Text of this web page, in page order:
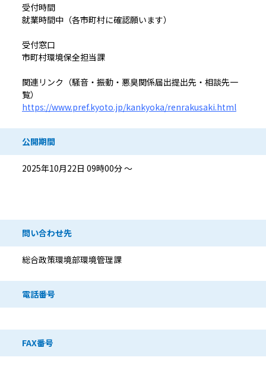
受付時間
就業時間中（各市町村に確認願います）
受付窓口
市町村環境保全担当課
関連リンク（騒音・振動・悪臭関係届出提出先・相談先一
覧）
https://www.pref.kyoto.jp/kankyoka/renrakusaki.html
公開期間
2025年10月22日 09時00分 ～
問い合わせ先
総合政策環境部環境管理課
電話番号
FAX番号